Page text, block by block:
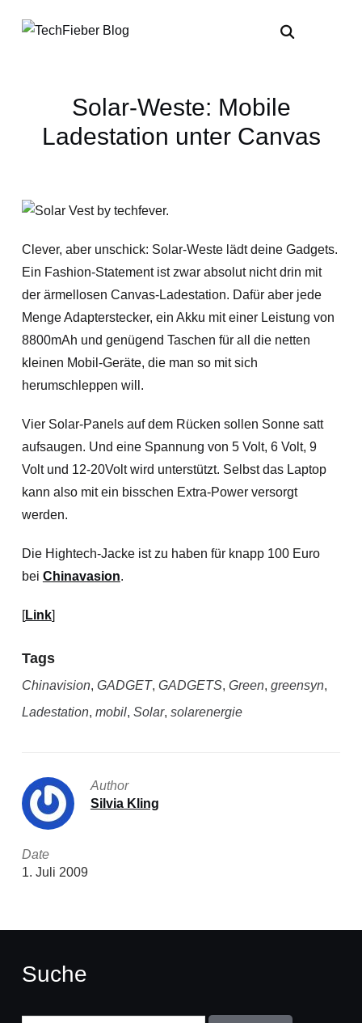
Solar-Weste: Mobile
Ladestation unter Canvas
Clever, aber unschick: Solar-Weste lädt deine Gadgets.
Ein Fashion-Statement ist zwar absolut nicht drin mit
der ärmellosen Canvas-Ladestation. Dafür aber jede
Menge Adapterstecker, ein Akku mit einer Leistung von
8800mAh und genügend Taschen für all die netten
kleinen Mobil-Geräte, die man so mit sich
herumschleppen will.
Vier Solar-Panels auf dem Rücken sollen Sonne satt
aufsaugen. Und eine Spannung von 5 Volt, 6 Volt, 9
Volt und 12-20Volt wird unterstützt. Selbst das Laptop
kann also mit ein bisschen Extra-Power versorgt
werden.
Die Hightech-Jacke ist zu haben für knapp 100 Euro
bei Chinavasion.
[Link]
Tags
Chinavision, GADGET, GADGETS, Green, greensyn,
Ladestation, mobil, Solar, solarenergie
Author
Silvia Kling
Date
1. Juli 2009
Suche